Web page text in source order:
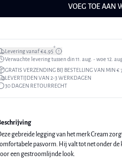
VOEG TOE AAN
Levering vanaf €4,95*
Verwachte levering tussen din 11. aug. - woe 12.
GRATIS VERZENDING BIJ BESTELLING VAN MIN €
LEVERTIJDEN VAN 2-3 WERKDAGEN
30 DAGEN RETOURRECHT
gebreide legging van het merk Cream
pasvorm. Hij valt tot net onder
een gestroomlijnde look.